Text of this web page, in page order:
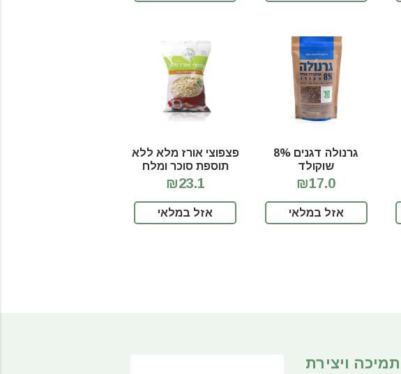
גרנולה דגנים 8%
שוקולד
₪17.0
אזל במלאי
פצפוצי אורז מלא ללא
תוספת סוכר ומלח
₪23.1
אזל במלאי
תמיכה ויצירת